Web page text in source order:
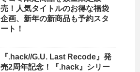
売！人気タイトルのお得な福袋
企画、新年の新商品も予約スタ
ート！
『.hack//G.U. Last Recode』発
売2周年記念！『.hack』シリー